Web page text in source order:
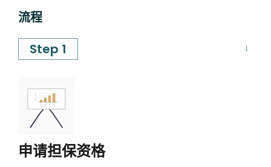
流程
Step 1
申请担保资格